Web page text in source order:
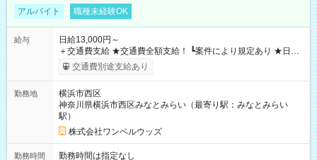
アルバイト 職種未経験OK
給与
日給13,000円～
＋交通費支給 ★交通費全額支給！ ┗案件により規定あり ★日払
いOK！（規定あり） ┗働いたその日に現金GET♪ お仕事後はコ
ンビニATMから 日払い分を引き落とせます！ 【試用期間】試
交通費別途支給あり
勤務地
横浜市西区
神奈川県横浜市西区みなとみらい（最寄り駅：みなとみらい
駅）
株式会社ワンベルウッズ
勤務時間
勤務時間は指定なし